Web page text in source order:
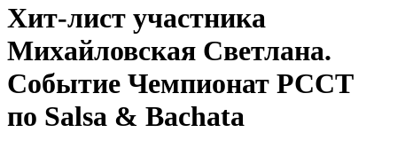
Хит-лист участника
Михайловская Светлана.
Событие Чемпионат РССТ
по Salsa & Bachata